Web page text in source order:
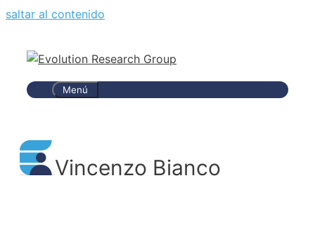
saltar al contenido
Menú
Vincenzo Bianco